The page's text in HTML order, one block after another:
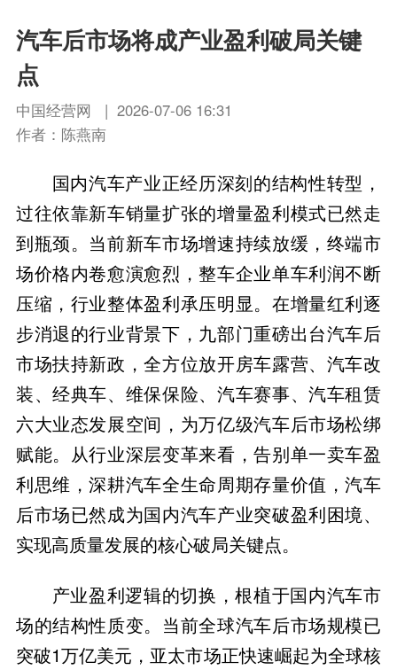
汽车后市场将成产业盈利破局关键
点
中国经营网 | 2026-07-06 16:31
作者：陈燕南
国内汽车产业正经历深刻的结构性转型，
过往依靠新车销量扩张的增量盈利模式已然走
到瓶颈。当前新车市场增速持续放缓，终端市
场价格内卷愈演愈烈，整车企业单车利润不断
压缩，行业整体盈利承压明显。在增量红利逐
步消退的行业背景下，九部门重磅出台汽车后
市场扶持新政，全方位放开房车露营、汽车改
装、经典车、维保保险、汽车赛事、汽车租赁
六大业态发展空间，为万亿级汽车后市场松绑
赋能。从行业深层变革来看，告别单一卖车盈
利思维，深耕汽车全生命周期存量价值，汽车
后市场已然成为国内汽车产业突破盈利困境、
实现高质量发展的核心破局关键点。
产业盈利逻辑的切换，根植于国内汽车市
场的结构性质变。当前全球汽车后市场规模已
突破1万亿美元，亚太市场正快速崛起为全球核